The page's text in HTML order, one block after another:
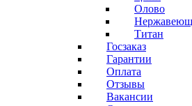
Олово
Титан
Госзаказ
Гарантии
Оплата
Отзывы
Вакансии